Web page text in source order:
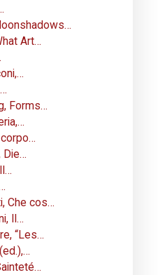
Art…
Forms…
Die…
Che cos…
Il…
“Les…